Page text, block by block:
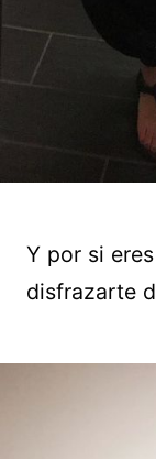
Y por si
disfrazarte